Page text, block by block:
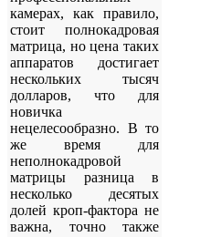
камерах, как правило,
стоит полнокадровая
матрица, но цена таких
аппаратов достигает
нескольких тысяч
долларов, что для
новичка
нецелесообразно. В то
же время для
неполнокадровой
матрицы разница в
несколько десятых
долей кроп-фактора не
важна, точно также